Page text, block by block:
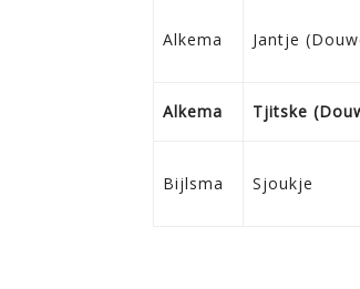
Alkema Jantje
Alkema Tjitske
Bijlsma Sjoukje